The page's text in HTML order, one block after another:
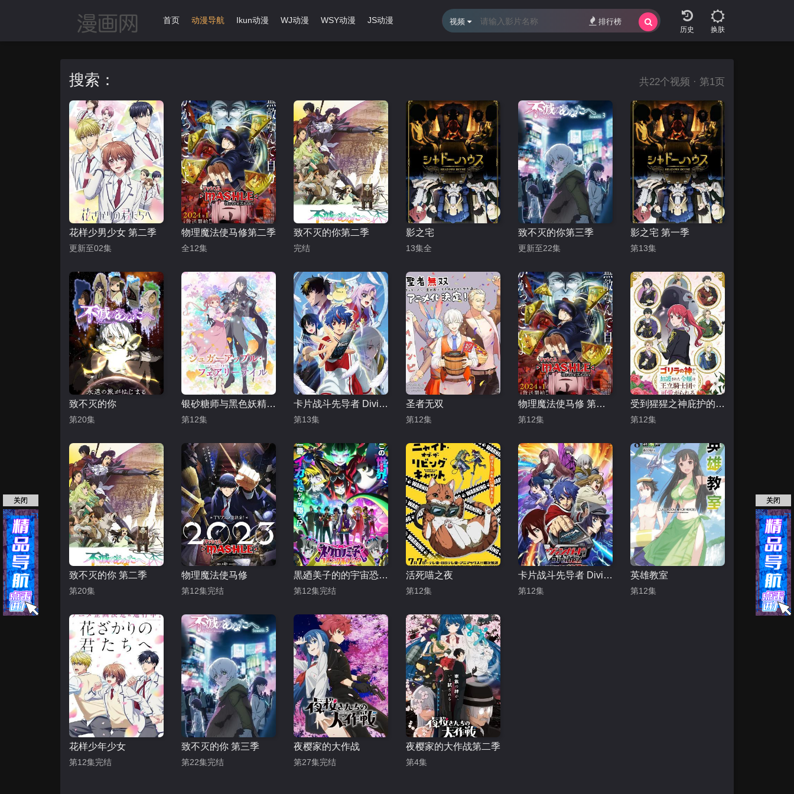
首页 动漫导航 Ikun动漫 WJ动漫 WSY动漫 JS动漫 排行榜
换肤
视频 排行榜
搜索： 共22个视频 · 第1页
花样少男少女 第二季
更新至02集
物理魔法使马修第二季
全12集
致不灭的你第二季
完结
影之宅
13集全
致不灭的你第三季
更新至22集
影之宅 第一季
第13集
致不灭的你
第20集
银砂糖师与黑色妖精 Part.2
第12集
卡片战斗先导者 Divinez
第13集
圣者无双
第12集
物理魔法使马修 第二季
第12集
受到猩猩之神庇护的大小姐在皇家骑士团受到宠爱
第12集
致不灭的你 第二季
第20集
物理魔法使马修
第12集完结
黒廼美子的的宇宙恐怖秀
第12集完结
活死喵之夜
第12集
卡片战斗先导者 Divinez-第四季
第12集
英雄教室
第12集
花样少年少女
第12集完结
致不灭的你 第三季
第22集完结
夜樱家的大作战
第27集完结
夜樱家的大作战第二季
第4集
关闭 关闭